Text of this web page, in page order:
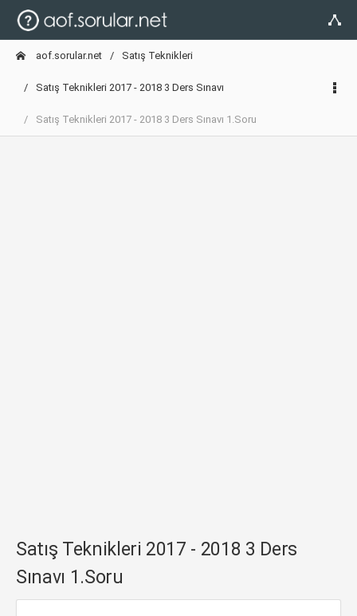
aof.sorular.net Satış Teknikleri
Satış Teknikleri 2017 - 2018 3 Ders Sınavı
Satış Teknikleri 2017 - 2018 3 Ders Sınavı 1.Soru
Satış Teknikleri 2017 - 2018 3 Ders
Sınavı 1.Soru